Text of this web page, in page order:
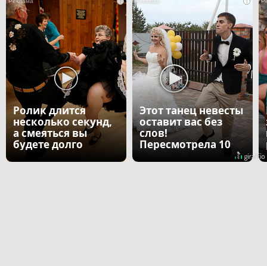
Ролик длится
несколько секунд,
а смеяться вы
будете долго
Этот танец невесты
оставит вас без
слов!
Пересмотрела 10